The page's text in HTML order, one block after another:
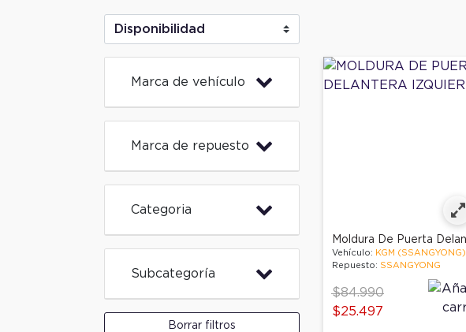
Marca de vehículo
Marca de repuesto
Categoria
Subcategoría
Borrar filtros
Vehículo: KGM (SSANGYONG)
Repuesto: SSANGYONG
Price reduced from
$84.990to
$25.497